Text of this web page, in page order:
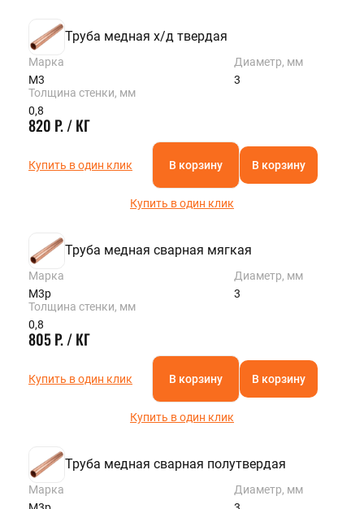
Труба медная х/д твердая
Марка
М3
Диаметр, мм
3
Толщина стенки, мм
0,8
820 Р. / КГ
Купить в один клик В корзину В корзину
Купить в один клик
Труба медная сварная мягкая
Марка
М3р
Диаметр, мм
3
Толщина стенки, мм
0,8
805 Р. / КГ
Купить в один клик В корзину В корзину
Купить в один клик
Труба медная сварная полутвердая
Марка
Диаметр, мм